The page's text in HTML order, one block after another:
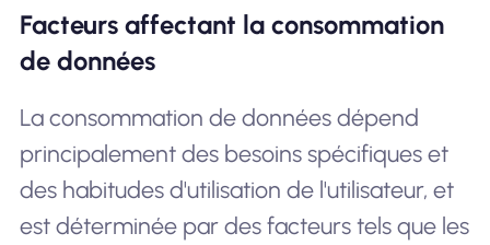
Facteurs affectant la consommation
de données
La consommation de données dépend
principalement des besoins spécifiques et
des habitudes d'utilisation de l'utilisateur, et
est déterminée par des facteurs tels que les